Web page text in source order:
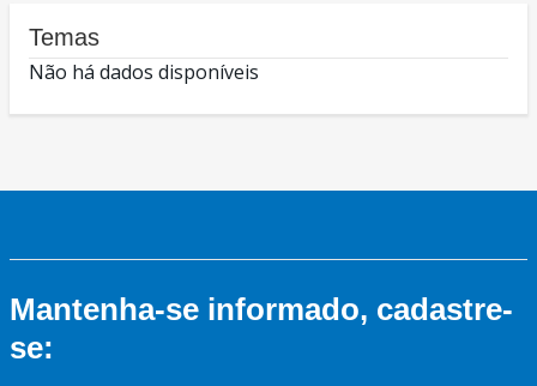
Temas
Não há dados disponíveis
Mantenha-se informado, cadastre-
se: